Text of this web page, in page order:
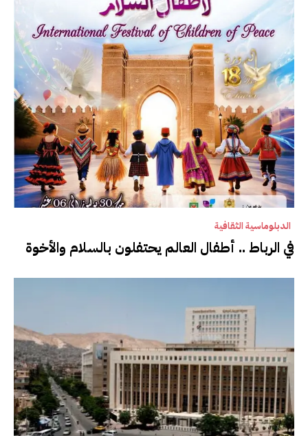
الدبلوماسية الثقافية
في الرباط .. أطفال العالم يحتفلون بالسلام والأخوة